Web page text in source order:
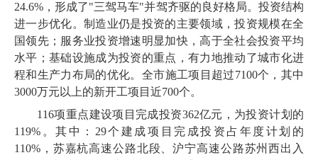
24.6%，形成了"三驾马车"并驾齐驱的良好格局。投资结构
进一步优化。制造业仍是投资的主要领域，投资规模在全
国领先；服务业投资增速明显加快，高于全社会投资平均
水平；基础设施成为投资的重点，有力地推动了城市化进
程和生产力布局的优化。全市施工项目超过7100个，其中
3000万元以上的新开工项目近700个。
116项重点建设项目完成投资362亿元，为投资计划的
119%。其中：29个建成项目完成投资占年度计划的
110%，苏嘉杭高速公路北段、沪宁高速公路苏州西出入